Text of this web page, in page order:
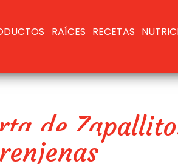
RAÍCES RECETAS
de